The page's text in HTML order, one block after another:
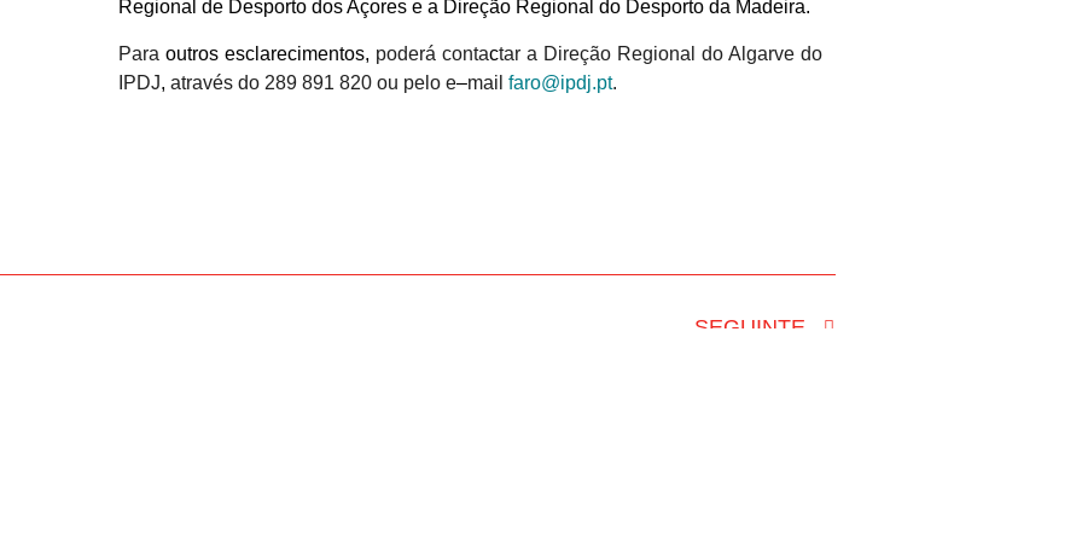
Regional de Desporto dos Açores e a Direção Regional do Desporto da Madeira.
Paraoutros esclarecimentos, poderá contactar a Direção Regional do Algarve do
IPDJ, através do 289 891 820 ou pelo e–mailfaro@ipdj.pt.
SEGUINTE